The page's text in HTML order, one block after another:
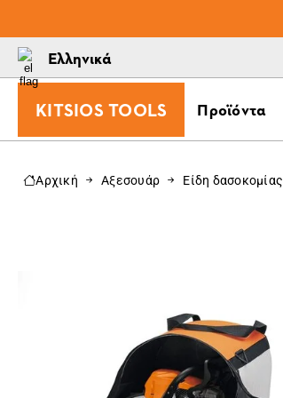
Ελληνικά
KITSIOS TOOLS Προϊόντα
Αρχική Αξεσουάρ Είδη δασοκομίας